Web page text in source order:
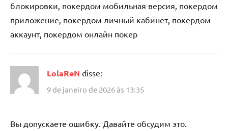
блокировки, покердом мобильная версия, покердом
приложение, покердом личный кабинет, покердом
аккаунт, покердом онлайн покер
LolaReN disse:
9 de janeiro de 2026 às 13:35
Вы допускаете ошибку. Давайте обсудим это.